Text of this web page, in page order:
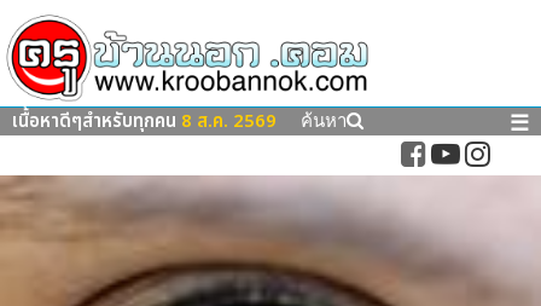
เนื้อหาดีๆสำหรับทุกคน 8 ส.ค. 2569 ค้นหา ☰